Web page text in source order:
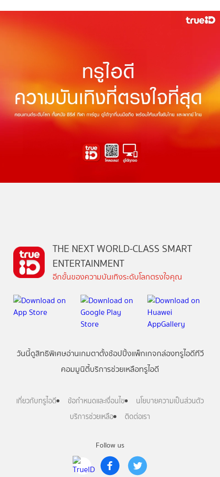
Follow us
THE NEXT WORLD-CLASS SMART
ENTERTAINMENT
อีกขั้นของความบันเทิงระดับโลกตรงใจคุณ
วันนี้ดูสิทธิพิเศษอ่านเกมตาตั้งช้อปปิ้งแพ็กเกจกล่องทรูไอดีทีวี
คอมมูนิตี้บริการช่วยเหลือทรูไอดี
เกี่ยวกับทรูไอดี ข้อกำหนดและเงื่อนไข
นโยบายความเป็นส่วนตัว
บริการช่วยเหลือ
ติดต่อเรา